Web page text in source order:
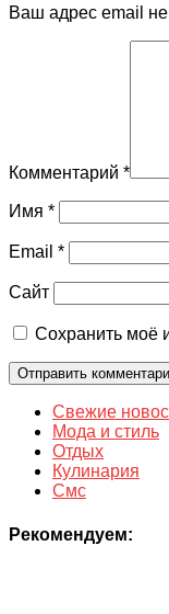
Ваш адрес email не
Комментарий *
Имя *
Email *
Сайт
Сохранить моё
Свежие
Мода и стиль
Отдых
Кулинария
Смс
Рекомендуем: